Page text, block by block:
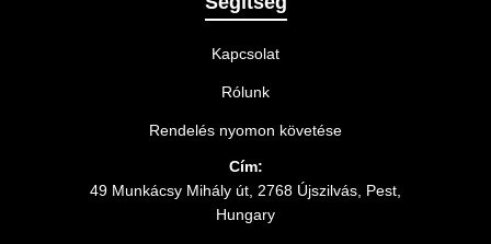
Kapcsolat
Rólunk
Rendelés nyomon követése
Cím:
49 Munkácsy Mihály út, 2768 Újszilvás, Pest,
Hungary